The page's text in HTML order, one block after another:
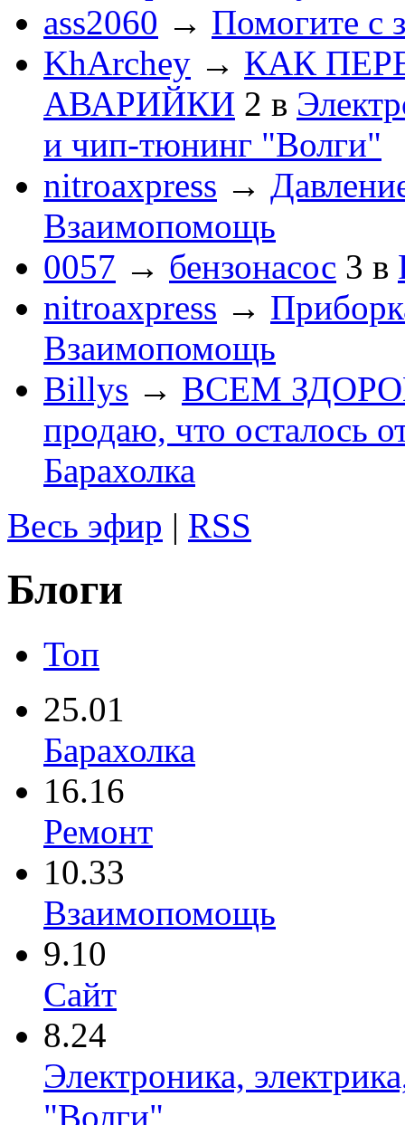
ass2060 → Помогите с
KhArchey → КАК
АВАРИЙКИ 2 в
и чип-тюнинг "Волги"
nitroaxpress →
Взаимопомощь
0057 → бензонасос 3 в
nitroaxpress →
Взаимопомощь
Billys → ВСЕМ
продаю, что осталось
Барахолка
Весь эфир | RSS
Блоги
Топ
25.01
Барахолка
16.16
Ремонт
10.33
Взаимопомощь
9.10
Сайт
8.24
Электроника,
"Волги"